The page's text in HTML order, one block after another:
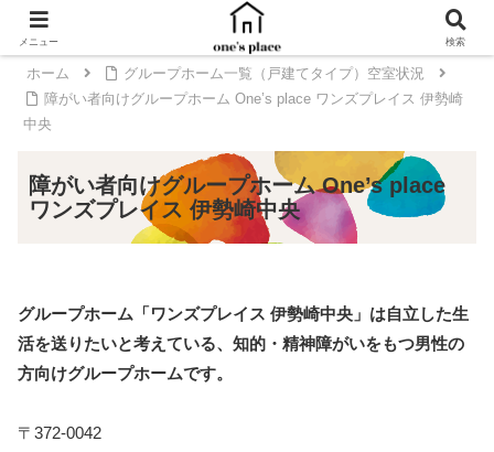
ホーム
グループホーム一覧（戸建てタイプ）空室状況
障がい者向けグループホーム One’s place ワンズプレイス 伊勢崎
中央
障がい者向けグループホーム One’s place
ワンズプレイス 伊勢崎中央
グループホーム「ワンズプレイス 伊勢崎中央」は自立した生
活を送りたいと考えている、知的・精神障がいをもつ男性の
方向けグループホームです。
〒372-0042
メニュー 検索